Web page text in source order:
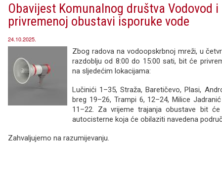
Obavijest Komunalnog društva Vodovod
privremenoj obustavi isporuke vode
24.10.2025.
Zbog radova na vodoopskrbnoj mreži, u
razdoblju od 8:00 do 15:00 sati, bit će
na sljedećim lokacijama:
Lučinići 1–35, Straža, Baretičevo, Plasi,
breg 19–26, Trampi 6, 12–24, Milice
11–22. Za vrijeme trajanja obustave bit
autocisterne koja će obilaziti navedena
Zahvaljujemo na razumijevanju.